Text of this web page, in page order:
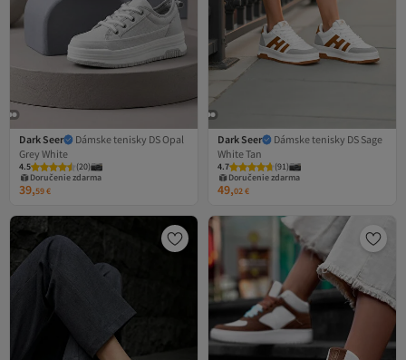
Dark Seer
Dámske tenisky DS Opal
Grey White
4.5 (20)
Doručenie zdarma
39,59€
Dark Seer
Dámske tenisky DS Sage
White Tan
4.7 (91)
Doručenie zdarma
49,02€